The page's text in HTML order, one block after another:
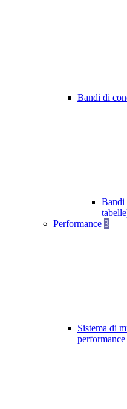
Bandi di
Bandi
Performance 3
Sistema di
performance